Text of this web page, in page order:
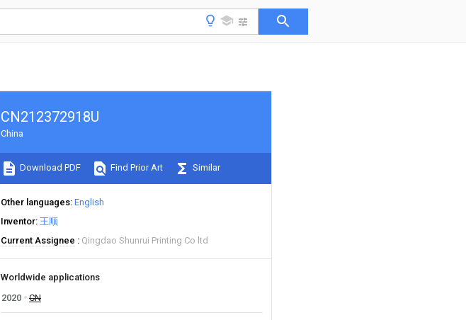
CN212372918U
China
Download PDF Find Prior Art Similar
Other languages English
Inventor 王顺
Current Assignee
Qingdao Shunrui Printing Co ltd
Worldwide applications
2020
CN